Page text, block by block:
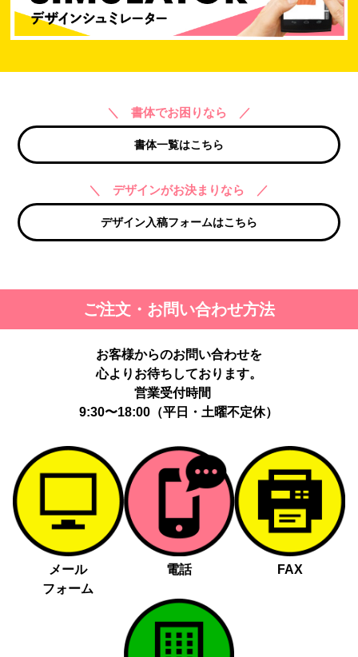
＼ 書体でお困りなら ／
書体一覧はこちら
＼ デザインがお決まりなら ／
デザイン入稿フォームはこちら
ご注文・お問い合わせ方法
お客様からのお問い合わせを
心よりお待ちしております。
営業受付時間
9:30〜18:00（平日・土曜不定休）
メール
フォーム
電話 FAX